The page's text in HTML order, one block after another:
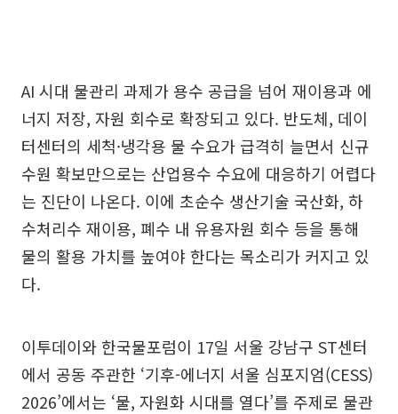
AI 시대 물관리 과제가 용수 공급을 넘어 재이용과 에
너지 저장, 자원 회수로 확장되고 있다. 반도체, 데이
터센터의 세척·냉각용 물 수요가 급격히 늘면서 신규
수원 확보만으로는 산업용수 수요에 대응하기 어렵다
는 진단이 나온다. 이에 초순수 생산기술 국산화, 하
수처리수 재이용, 폐수 내 유용자원 회수 등을 통해
물의 활용 가치를 높여야 한다는 목소리가 커지고 있
다.
이투데이와 한국물포럼이 17일 서울 강남구 ST센터
에서 공동 주관한 ‘기후-에너지 서울 심포지엄(CESS)
2026’에서는 ‘물, 자원화 시대를 열다’를 주제로 물관